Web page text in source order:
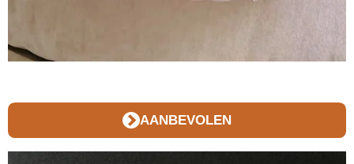
AANBEVOLEN